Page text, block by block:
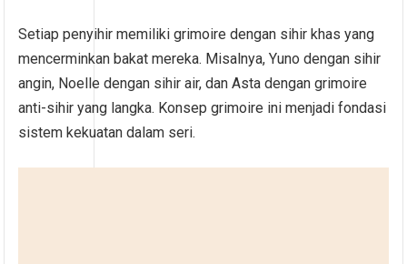
Setiap penyihir memiliki grimoire dengan sihir khas yang
mencerminkan bakat mereka. Misalnya, Yuno dengan sihir
angin, Noelle dengan sihir air, dan Asta dengan grimoire
anti-sihir yang langka. Konsep grimoire ini menjadi fondasi
sistem kekuatan dalam seri.